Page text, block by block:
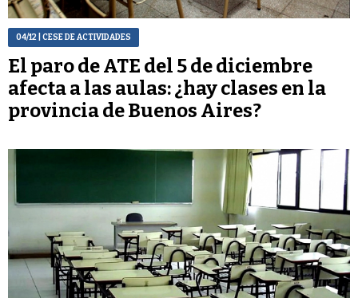
04/12 | CESE DE ACTIVIDADES
El paro de ATE del 5 de diciembre
afecta a las aulas: ¿hay clases en la
provincia de Buenos Aires?